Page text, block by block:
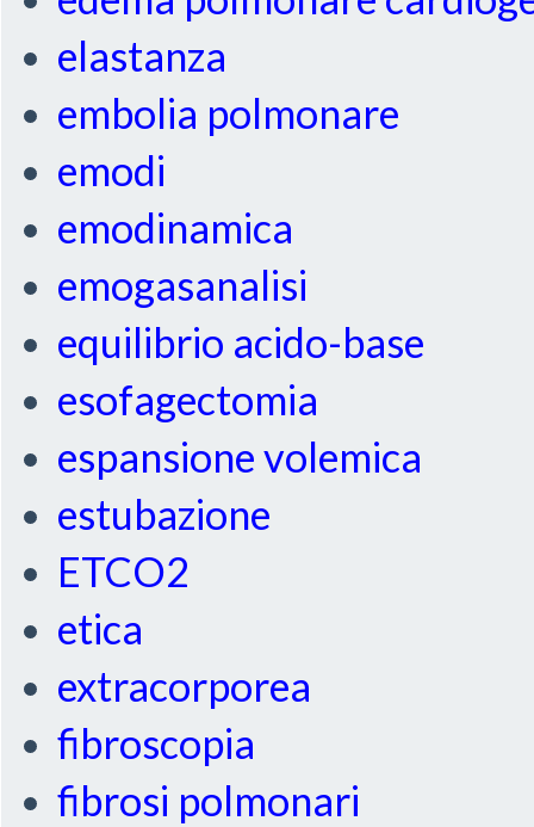
elastanza
embolia polmonare
emodi
emodinamica
emogasanalisi
equilibrio acido-base
esofagectomia
espansione volemica
estubazione
ETCO2
etica
extracorporea
fibroscopia
fibrosi polmonari